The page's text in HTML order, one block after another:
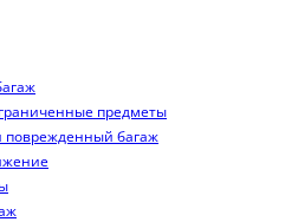
предметы
багаж